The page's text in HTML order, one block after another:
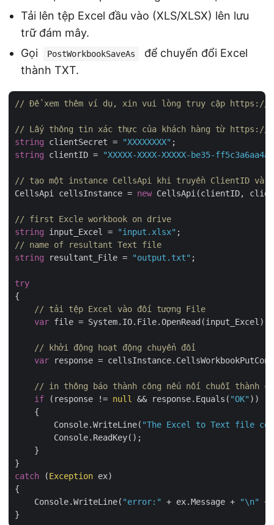
Tải lên tệp Excel đầu vào (XLS/XLSX) lên lưu
trữ đám mây.
Gọi
PostWorkbookSaveAs
để chuyển đổi Excel
thành TXT.
// Để xem thêm ví dụ, xin vui lòng truy cập https://
// Lấy thông tin xác thực của khách hàng từ https://
string clientSecret = "XXXXXXXX"
string clientID = "XXXXX-XXXX-XXXXX-be35-
// tạo một instance CellsApi khi truyền ClientID và
CellsApi cellsInstance = new CellsApi(clientID,
// first Excle workbook on drive
string input_Excel = "input.xlsx"
// name of resultant Text file
string resultant_File = "output.txt" ;
try
{
// tải tệp Excel vào đối tượng File
var file = System.IO.File.OpenRead(input_Excel);
// khởi động hoạt động chuyển đổi
var response =
// in thông báo thành công nếu nối chuỗi thành
if (response != null && response.Equals( "OK" ))
    {
        Console.WriteLine(
"The Excel to Text file
        Console.ReadKey();
    }
catch (Exception ex)
{
    Console.WriteLine(
"error:" + ex.Message + "\n"
+